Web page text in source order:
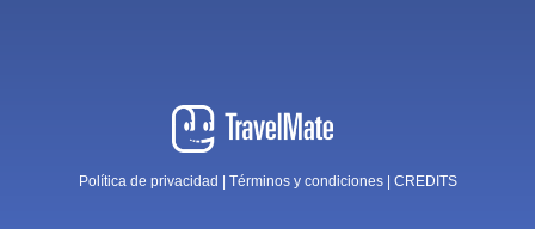
Política de privacidad Términos y condiciones CREDITS